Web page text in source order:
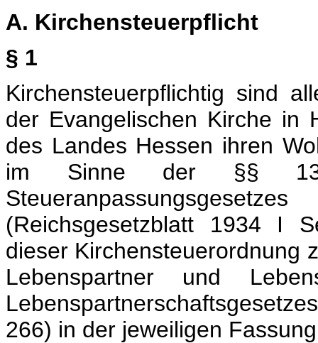
A. Kirchensteuerpflicht
§ 1
Kirchensteuerpflichtig sind
der Evangelischen Kirche in
des Landes Hessen ihren
im Sinne der §§
(Reichsgesetzblatt 1934 I
dieser Kirchensteuerordnung
Lebenspartner und
266) in der jeweiligen